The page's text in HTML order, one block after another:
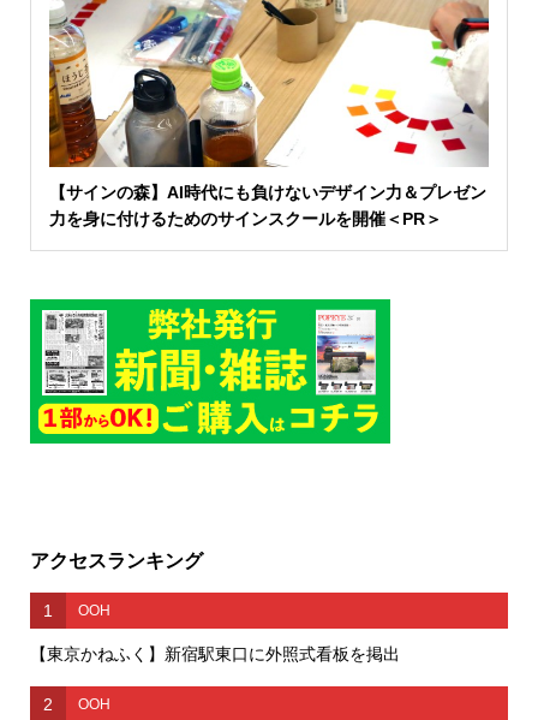
【サインの森】AI時代にも負けないデザイン力＆プレゼン
力を身に付けるためのサインスクールを開催＜PR＞
アクセスランキング
1 OOH
【東京かねふく】新宿駅東口に外照式看板を掲出
2 OOH